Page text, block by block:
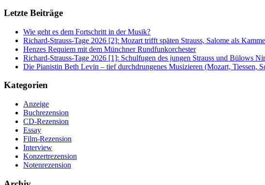
Letzte Beiträge
Wie geht es dem Fortschritt in der Musik?
Richard-Strauss-Tage 2026 [2]: Mozart trifft späten Strauss, Salome als
Henzes Requiem mit dem Münchner Rundfunkorchester
Richard-Strauss-Tage 2026 [1]: Schulfugen des jungen Strauss und Bülows
Die Pianistin Beth Levin – tief durchdrungenes Musizieren (Mozart, Tiessen,
Kategorien
Anzeige
Buchrezension
CD-Rezension
Essay
Film-Rezension
Interview
Konzertrezension
Notenrezension